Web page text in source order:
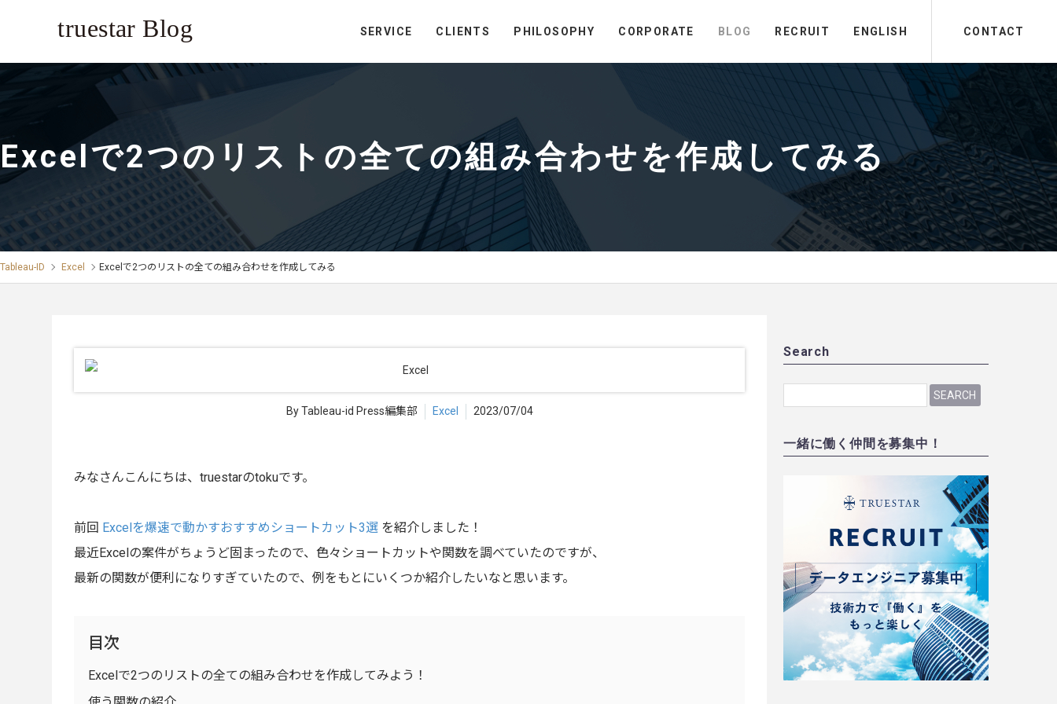
SERVICE CLIENTS PHILOSOPHY CORPORATE BLOG RECRUIT ENGLISH CONTACT
Excelで2つのリストの全ての組み合わせを作成してみる
Tableau-ID Excel Excelで2つのリストの全ての組み合わせを作成してみる
By Tableau-id Press編集部 Excel 2023/07/04
みなさんこんにちは、truestarのtokuです。
前回 Excelを爆速で動かすおすすめショートカット3選 を紹介しました！
最近Excelの案件がちょうど固まったので、色々ショートカットや関数を調べていたのですが、
最新の関数が便利になりすぎていたので、例をもとにいくつか紹介したいなと思います。
目次
Excelで2つのリストの全ての組み合わせを作成してみよう！
Search
SEARCH
一緒に働く仲間を募集中！